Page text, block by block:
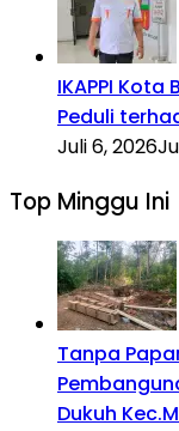
IKAPPI
Peduli
Juli 6, 2026
Top Minggu Ini
Tanpa
Dukuh